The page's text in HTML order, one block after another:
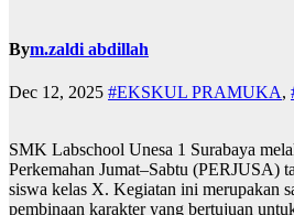
Bym.zaldi abdillah
Dec 12, 2025 #EKSKUL PRAMUKA,
SMK Labschool Unesa 1 Surabaya
Perkemahan Jumat–Sabtu (PERJUSA)
siswa kelas X. Kegiatan ini merupakan
pembinaan karakter yang bertujuan